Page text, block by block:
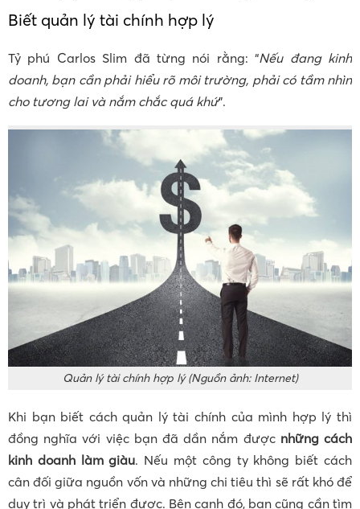
Biết quản lý tài chính hợp lý
Tỷ phú Carlos Slim đã từng nói rằng: “Nếu đang kinh
doanh, bạn cần phải hiểu rõ môi trường, phải có tầm nhìn
cho tương lai và nắm chắc quá khứ”.
Quản lý tài chính hợp lý (Nguồn ảnh: Internet)
Khi bạn biết cách quản lý tài chính của mình hợp lý thì
đồng nghĩa với việc bạn đã dần nắm được những cách
kinh doanh làm giàu. Nếu một công ty không biết cách
cân đối giữa nguồn vốn và những chi tiêu thì sẽ rất khó để
duy trì và phát triển được. Bên cạnh đó, bạn cũng cần tìm